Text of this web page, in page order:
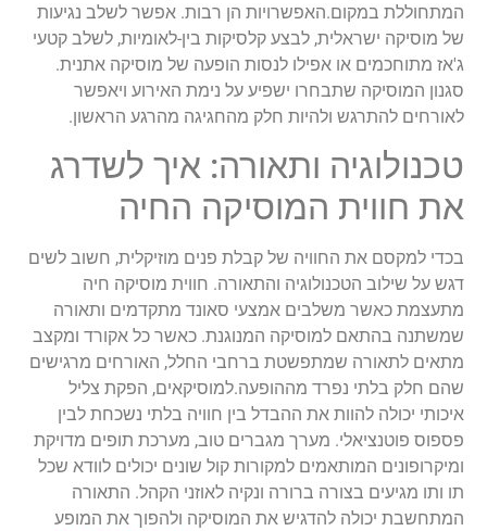
המתחוללת במקום.האפשרויות הן רבות. אפשר לשלב נגיעות
של מוסיקה ישראלית, לבצע קלסיקות בין-לאומיות, לשלב קטעי
ג'אז מתוחכמים או אפילו לנסות הופעה של מוסיקה אתנית.
סגנון המוסיקה שתבחרו ישפיע על נימת האירוע ויאפשר
לאורחים להתרגש ולהיות חלק מהחגיגה מהרגע הראשון.
טכנולוגיה ותאורה: איך לשדרג
את חווית המוסיקה החיה
בכדי למקסם את החוויה של קבלת פנים מוזיקלית, חשוב לשים
דגש על שילוב הטכנולוגיה והתאורה. חווית מוסיקה חיה
מתעצמת כאשר משלבים אמצעי סאונד מתקדמים ותאורה
שמשתנה בהתאם למוסיקה המנוגנת. כאשר כל אקורד ומקצב
מתאים לתאורה שמתפשטת ברחבי החלל, האורחים מרגישים
שהם חלק בלתי נפרד מההופעה.למוסיקאים, הפקת צליל
איכותי יכולה להוות את ההבדל בין חוויה בלתי נשכחת לבין
פספוס פוטנציאלי. מערך מגברים טוב, מערכת תופים מדויקת
ומיקרופונים המותאמים למקורות קול שונים יכולים לוודא שכל
תו ותו מגיעים בצורה ברורה ונקיה לאוזני הקהל. התאורה
המתחשבת יכולה להדגיש את המוסיקה ולהפוך את המופע